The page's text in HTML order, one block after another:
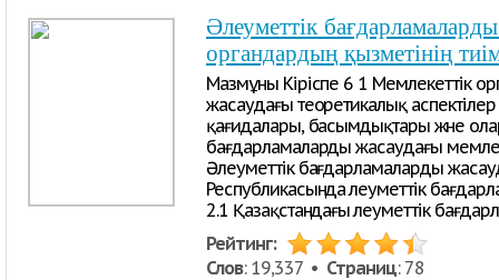
Әлеуметтік
органдардың қызметінің
Мазмұны Кіріспе 6 1 Мемлекеттік
жасаудағы теоретикалық
қағидалары, басымдықтары және
бағдарламаларды жасаудағы
Әлеуметтік бағдарламаларды
Республикасында әлеуметтік
2.1 Қазақстандағы әлеуметтік
Рейтинг:
Слов: 19,337 • Страниц: 78